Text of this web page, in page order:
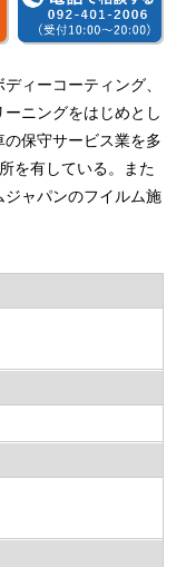
ィーコーティング、
ニングをはじめとし
保守サービス業を多
を有している。また
ャパンのフイルム施